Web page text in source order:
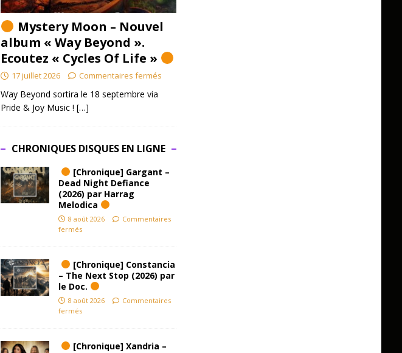
Mystery Moon – Nouvel
album « Way Beyond ».
Ecoutez « Cycles Of Life »
17 juillet 2026 Commentaires fermés
Way Beyond sortira le 18 septembre via
Pride & Joy Music ! […]
CHRONIQUES DISQUES EN LIGNE
[Chronique] Gargant –
Dead Night Defiance
(2026) par Harrag
Melodica
8 août 2026
Commentaires
fermés
[Chronique] Constancia
– The Next Stop (2026) par
le Doc.
8 août 2026
Commentaires
fermés
[Chronique] Xandria –